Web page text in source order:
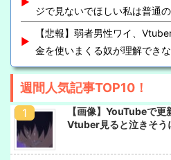
ジで見ないでほしい私は普通の
【悲報】弱者男性ワイ、
金を使いまくる奴が理解でき
週間人気記事TOP10！
【画像】YouTubeで
Vtuber見ると泣きそう